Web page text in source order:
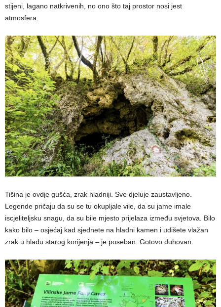
stijeni, lagano natkrivenih, no ono što taj prostor nosi jest
atmosfera.
Tišina je ovdje gušća, zrak hladniji. Sve djeluje zaustavljeno.
Legende pričaju da su se tu okupljale vile, da su jame imale
iscjeliteljsku snagu, da su bile mjesto prijelaza između svjetova. Bilo
kako bilo – osjećaj kad sjednete na hladni kamen i udišete vlažan
zrak u hladu starog korijenja – je poseban. Gotovo duhovan.